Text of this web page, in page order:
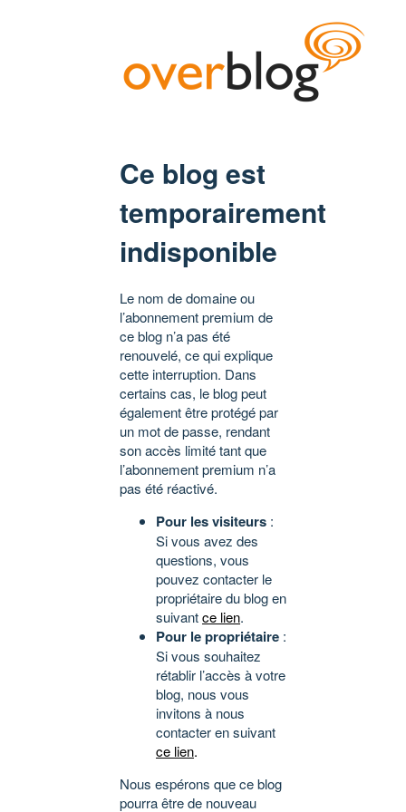
Ce blog est
temporairement
indisponible
Le nom de domaine ou
l’abonnement premium de
ce blog n’a pas été
renouvelé, ce qui explique
cette interruption. Dans
certains cas, le blog peut
également être protégé par
un mot de passe, rendant
son accès limité tant que
l’abonnement premium n’a
pas été réactivé.
Pour les visiteurs :
Si vous avez des
questions, vous
pouvez contacter le
propriétaire du blog en
suivantce lien.
Pour le propriétaire :
Si vous souhaitez
rétablir l’accès à votre
blog, nous vous
invitons à nous
contacter en suivant
ce lien.
Nous espérons que ce blog
pourra être de nouveau